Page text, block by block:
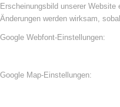
Erscheinungsbild unserer Website
Änderungen werden wirksam,
Google Webfont-Einstellungen:
Google Map-Einstellungen: